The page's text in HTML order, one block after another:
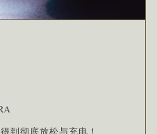
到彻底放松与充电！